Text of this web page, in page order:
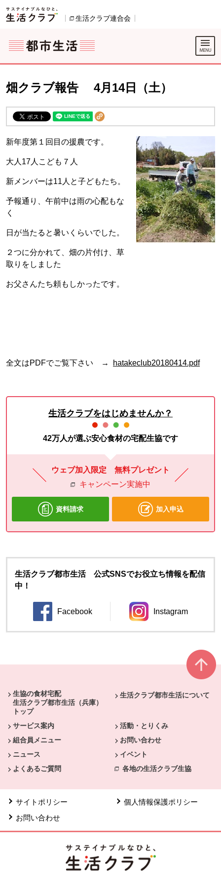
ページの先頭です。
生活クラブ連合会
ここからサイト内共通メニューです。
サイト内共通メニューをスキップする
サイト内共通メニューここまで。
畑クラブ報告 4月14日（土）
新年度第１回目の援農です。
大人17人こども７人
新メンバーは11人と子どもたち。
予報通り、午前中は雨の心配もな
く
日が当たると暑いくらいでした。
２つに分かれて、畑の片付け、草
取りをしました
お父さんたち頼もしかったです。
全文はPDFでご覧下さい → hatakeclub20180414.pdf
生活クラブをはじめませんか？
42万人が選ぶ安心食材の宅配生協です
ウェブ加入限定 無料プレゼント
キャンペーン実施中
資料請求 加入申込
生活クラブ都市生活 公式SNSでお役立ち情報を配信
中！
Facebook
別のウィンドウで開きます。
Instagram
別のウィンドウ
生協の食材宅配
生活クラブ都市生活（兵庫）
トップ
生活クラブ都市生活について
サービス案内
活動・とりくみ
組合員メニュー
お問い合わせ
ニュース
イベント
よくあるご質問
各地の生活クラブ生協
サイトポリシー
個人情報保護ポリシー
お問い合わせ